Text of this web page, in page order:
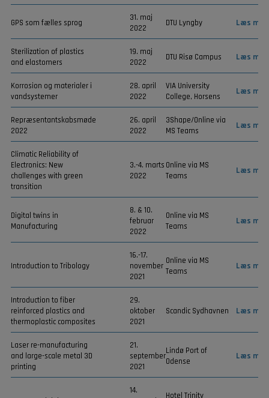
GPS som fælles sprog
31. maj
2022
DTU Lyngby Læs
Sterilization of plastics
and elastomers
19. maj
2022
DTU Risø Campus Læs
Korrosion og materialer i
vandsystemer
28. april
2022
VIA University
College, Horsens
Læs
Repræsentantskabsmøde
2022
26. april
2022
3Shape/Online via
MS Teams
Læs
Climatic Reliability of
Electronics: New
challenges with green
transition
3.-4. marts
2022
Online via MS
Teams
Læs
Digital twins in
Manufacturing
8. & 10.
februar
2022
Online via MS
Teams
Læs
Introduction to Tribology
16.-17.
november
2021
Online via MS
Teams
Læs
Introduction to fiber
reinforced plastics and
thermoplastic composites
29.
oktober
2021
Scandic Sydhavnen Læs
Laser re-manufacturing
and large-scale metal 3D
printing
21.
september
2021
Lindø Port of
Odense
Læs
14.
Hotel Trinity